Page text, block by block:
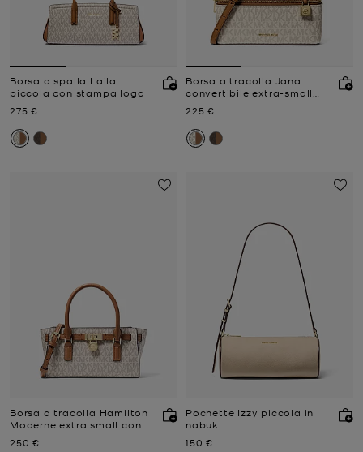
Borsa a spalla Laila
piccola con stampa logo
Prezzo attuale
275 €
Borsa a tracolla Jana
convertibile extra-small
Prezzo attuale
225 €
Borsa a tracolla Hamilton
Moderne extra small con
stampa logo
Prezzo attuale
250 €
Pochette Izzy piccola in
nabuk
Prezzo attuale
150 €